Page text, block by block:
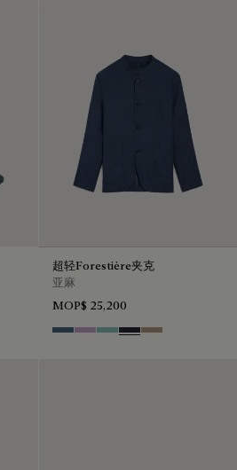
超轻Forestière夹克
亚麻
MOP$ 25,200
Dim Blue
LilacAquamarine
Cold Night Blue
Milky Brown